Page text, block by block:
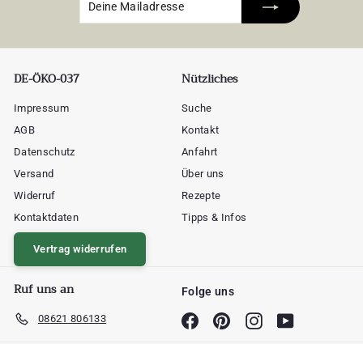
DE-ÖKO-037
Impressum
AGB
Datenschutz
Versand
Widerruf
Kontaktdaten
Vertrag widerrufen
Nützliches
Suche
Kontakt
Anfahrt
Über uns
Rezepte
Tipps & Infos
Ruf uns an
08621 806133
Folge uns
FacebookPinterestInstagramYouTube